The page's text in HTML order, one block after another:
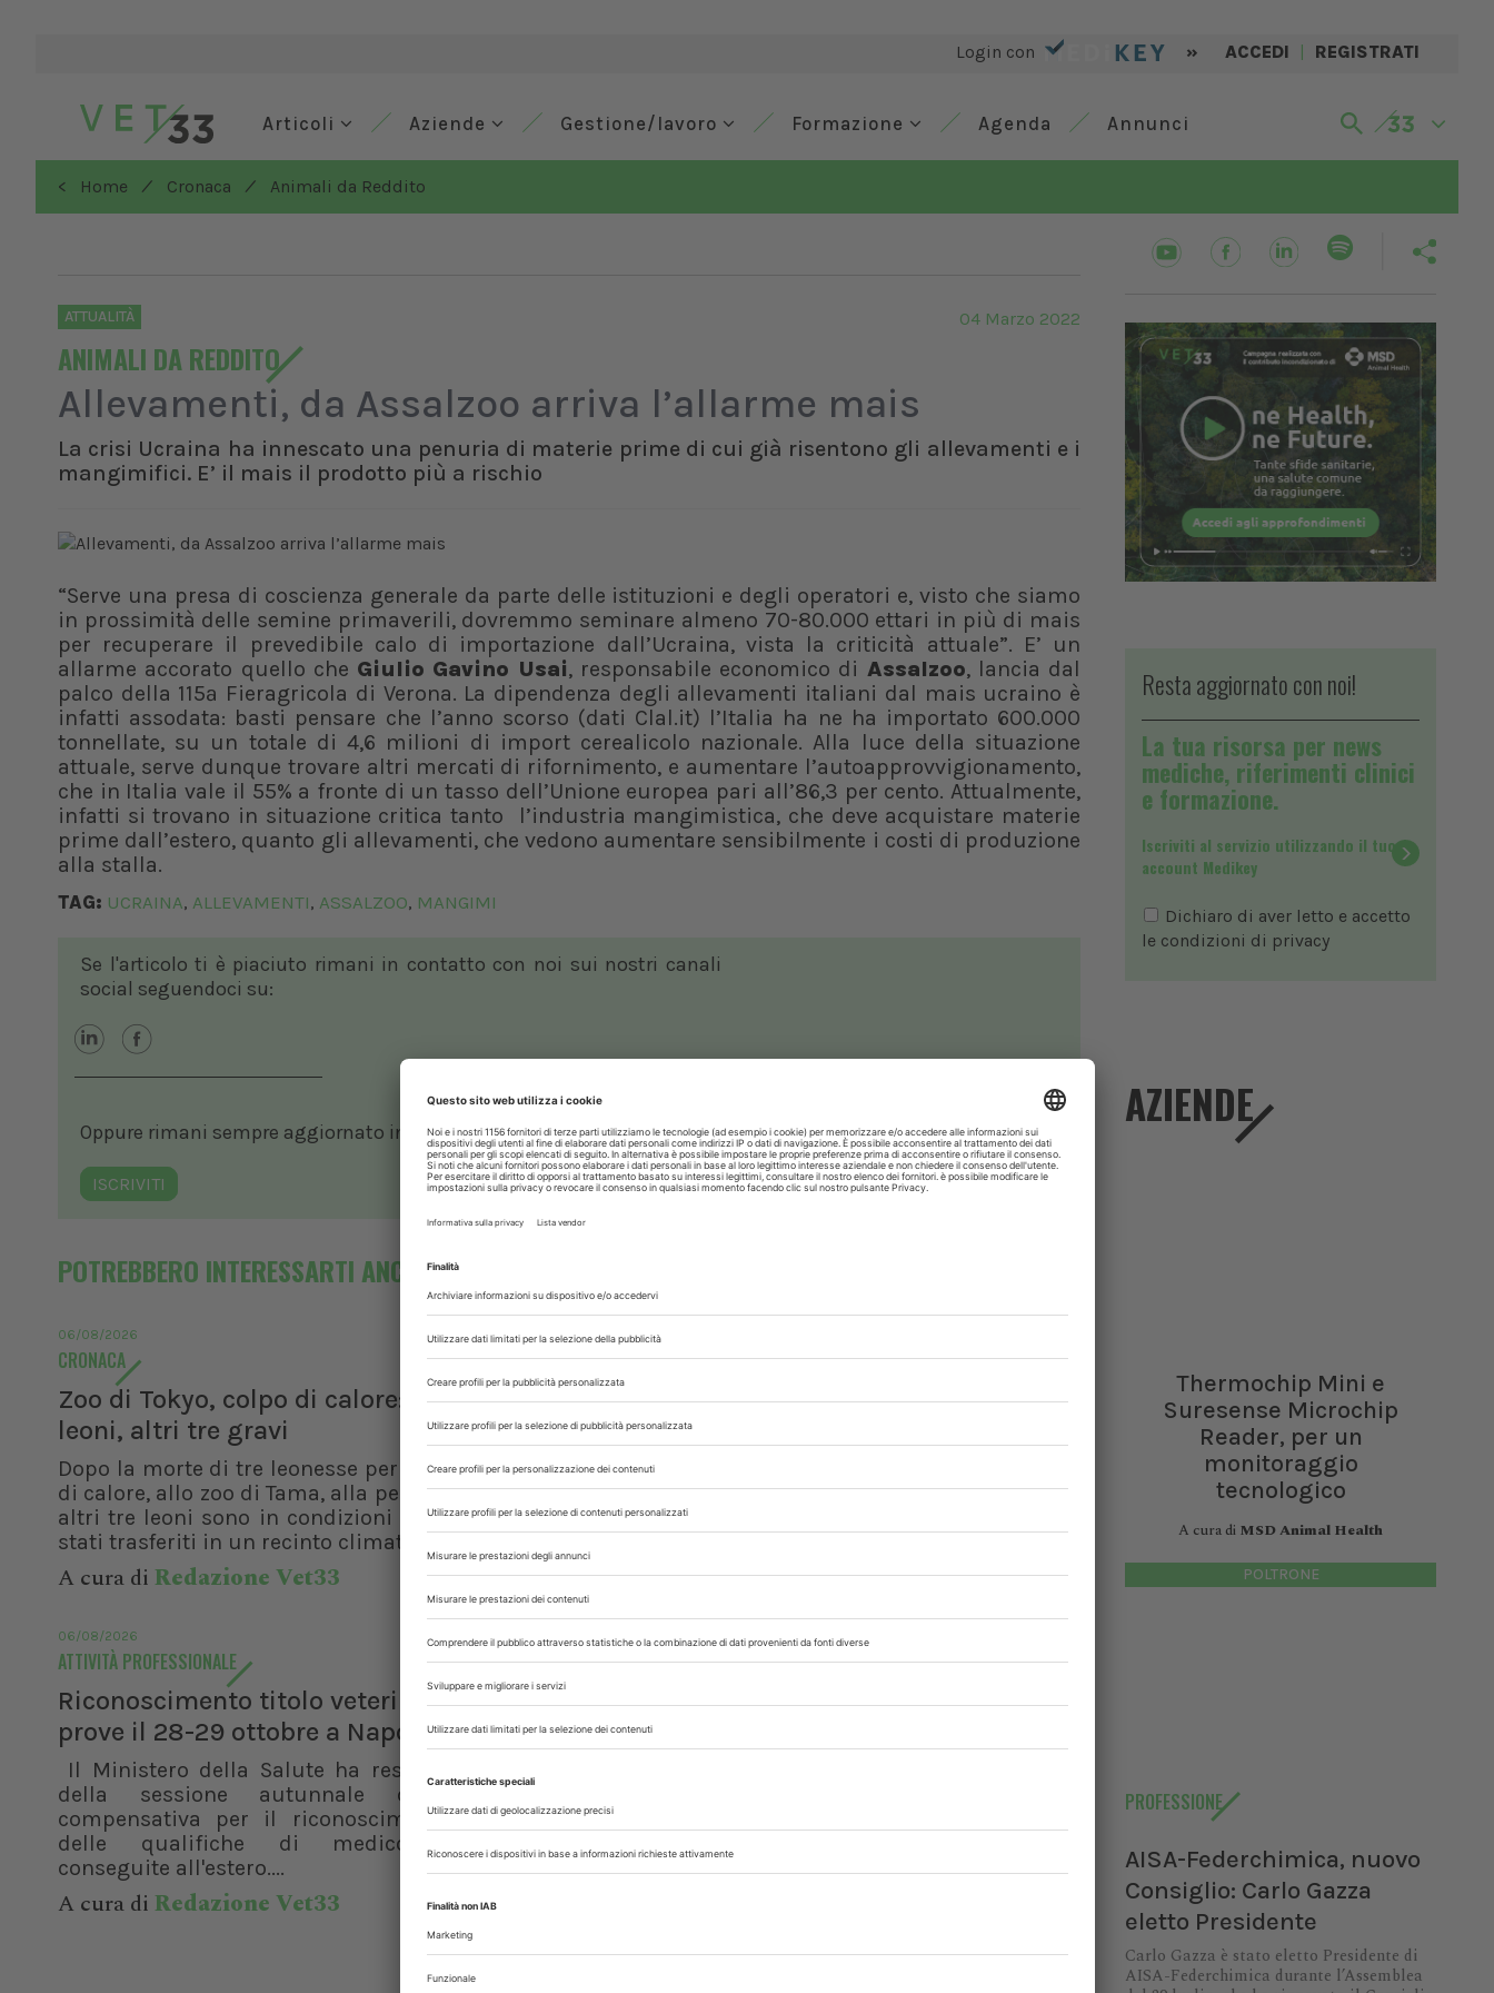
Login con » ACCEDI | REGISTRATI
Articoli Aziende Gestione/lavoro Formazione Agenda Annunci
< Home / Cronaca / Animali da Reddito
ATTUALITÀ
ANIMALI DA REDDITO
04 Marzo 2022
Allevamenti, da Assalzoo arriva l’allarme mais
La crisi Ucraina ha innescato una penuria di materie prime di cui già risentono gli allevamenti e i
mangimifici. E’ il mais il prodotto più a rischio
“Serve una presa di coscienza generale da parte delle istituzioni e degli operatori e, visto che siamo
in prossimità delle semine primaverili, dovremmo seminare almeno 70-80.000 ettari in più di mais
per recuperare il prevedibile calo di importazione dall’Ucraina, vista la criticità attuale”. E’ un
allarme accorato quello che Giulio Gavino Usai, responsabile economico di Assalzoo, lancia dal
palco della 115ª Fieragricola di Verona. La dipendenza degli allevamenti italiani dal mais ucraino è
infatti assodata: basti pensare che l’anno scorso (dati Clal.it) l’Italia ha ne ha importato 600.000
tonnellate, su un totale di 4,6 milioni di import cerealicolo nazionale. Alla luce della situazione
attuale, serve dunque trovare altri mercati di rifornimento, e aumentare l’autoapprovvigionamento,
che in Italia vale il 55% a fronte di un tasso dell’Unione europea pari all’86,3 per cento. Attualmente,
infatti si trovano in situazione critica tanto l’industria mangimistica, che deve acquistare materie
prime dall’estero, quanto gli allevamenti, che vedono aumentare sensibilmente i costi di produzione
alla stalla.
TAG: UCRAINA, ALLEVAMENTI, ASSALZOO, MANGIMI
Se l'articolo ti è piaciuto rimani in contatto con noi sui nostri canali
social seguendoci su:
Oppure rimani sempre aggiornato in ambito veterinario, iscrivendoti alla nostra newsletter!
ISCRIVITI
POTREBBERO INTERESSARTI ANCHE
06/08/2026
CRONACA
Zoo di Tokyo, colpo di calore: morti tre
leoni, altri tre gravi
Dopo la morte di tre leonesse per sospetto colpo
di calore, allo zoo di Tama, alla periferia di Tokyo,
altri tre leoni sono in condizioni critiche e sono
stati trasferiti in un recinto climatizzato....
A cura di Redazione Vet33
06/08/2026
CLINICA
Obesità nel cane, come costruire un
piano di dimagrimento efficace
Dalla definizione del peso ideale al calcolo del
fabbisogno energetico, fino al mantenimento
nel tempo: le indicazioni pratiche per la gestione
A cura diRedazione Vet33
06/08/2026
ATTIVITÀ PROFESSIONALE
Riconoscimento titolo veterinario estero,
prove il 28-29 ottobre a Napoli
Il Ministero della Salute ha reso note le date
della sessione autunnale della misura
compensativa per il riconoscimento in Italia
delle qualifiche di medico veterinario
conseguite all'estero....
A cura di Redazione Vet33
06/08/2026
LEGISLAZIONE/FISCO
AI Act, formazione Ecm obbligatoria
sull’Intelligenza Artificiale
l’Italia all’AI Act europeo: AgID e ACN saranno le
principali autorità nazionali, mentre per il...
A cura diRedazione Vet33
Resta aggiornato con noi!
La tua risorsa per news
mediche, riferimenti clinici
e formazione.
Iscriviti al servizio utilizzando il tuo
account Medikey
Dichiaro di aver letto e accetto
le condizioni di privacy
AZIENDE
Thermochip Mini e
Suresense Microchip
Reader, per un
monitoraggio
tecnologico
A cura di MSD Animal Health
POLTRONE
PROFESSIONE
AISA-Federchimica, nuovo
Consiglio: Carlo Gazza
eletto Presidente
Carlo Gazza è stato eletto Presidente di
AISA-Federchimica durante l’Assemblea